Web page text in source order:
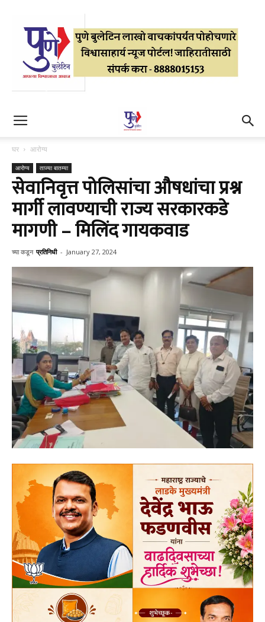
घर आरोग्य
आरोग्य ताज्या बातम्या
सेवानिवृत्त पोलिसांचा औषधांचा प्रश्न
मार्गी लावण्याची राज्य सरकारकडे
मागणी – मिलिंद गायकवाड
च्या कडून प्रतिनिधी - January 27, 2024